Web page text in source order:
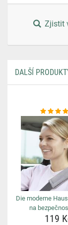
Zjistit
DALŠÍ
Die moderne
na
119